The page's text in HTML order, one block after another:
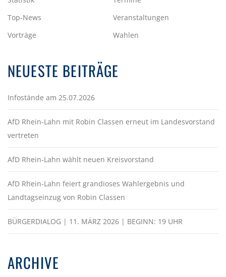
Top-News
Veranstaltungen
Vorträge
Wahlen
NEUESTE BEITRÄGE
Infostände am 25.07.2026
AfD Rhein-Lahn mit Robin Classen erneut im Landesvorstand
vertreten
AfD Rhein-Lahn wählt neuen Kreisvorstand
AfD Rhein-Lahn feiert grandioses Wahlergebnis und
Landtagseinzug von Robin Classen
BÜRGERDIALOG | 11. MÄRZ 2026 | BEGINN: 19 UHR
ARCHIVE